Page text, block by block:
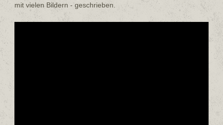
mit vielen Bildern - geschrieben.